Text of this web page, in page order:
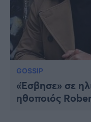
GOSSIP
«Έσβησε» σε
ηθοποιός